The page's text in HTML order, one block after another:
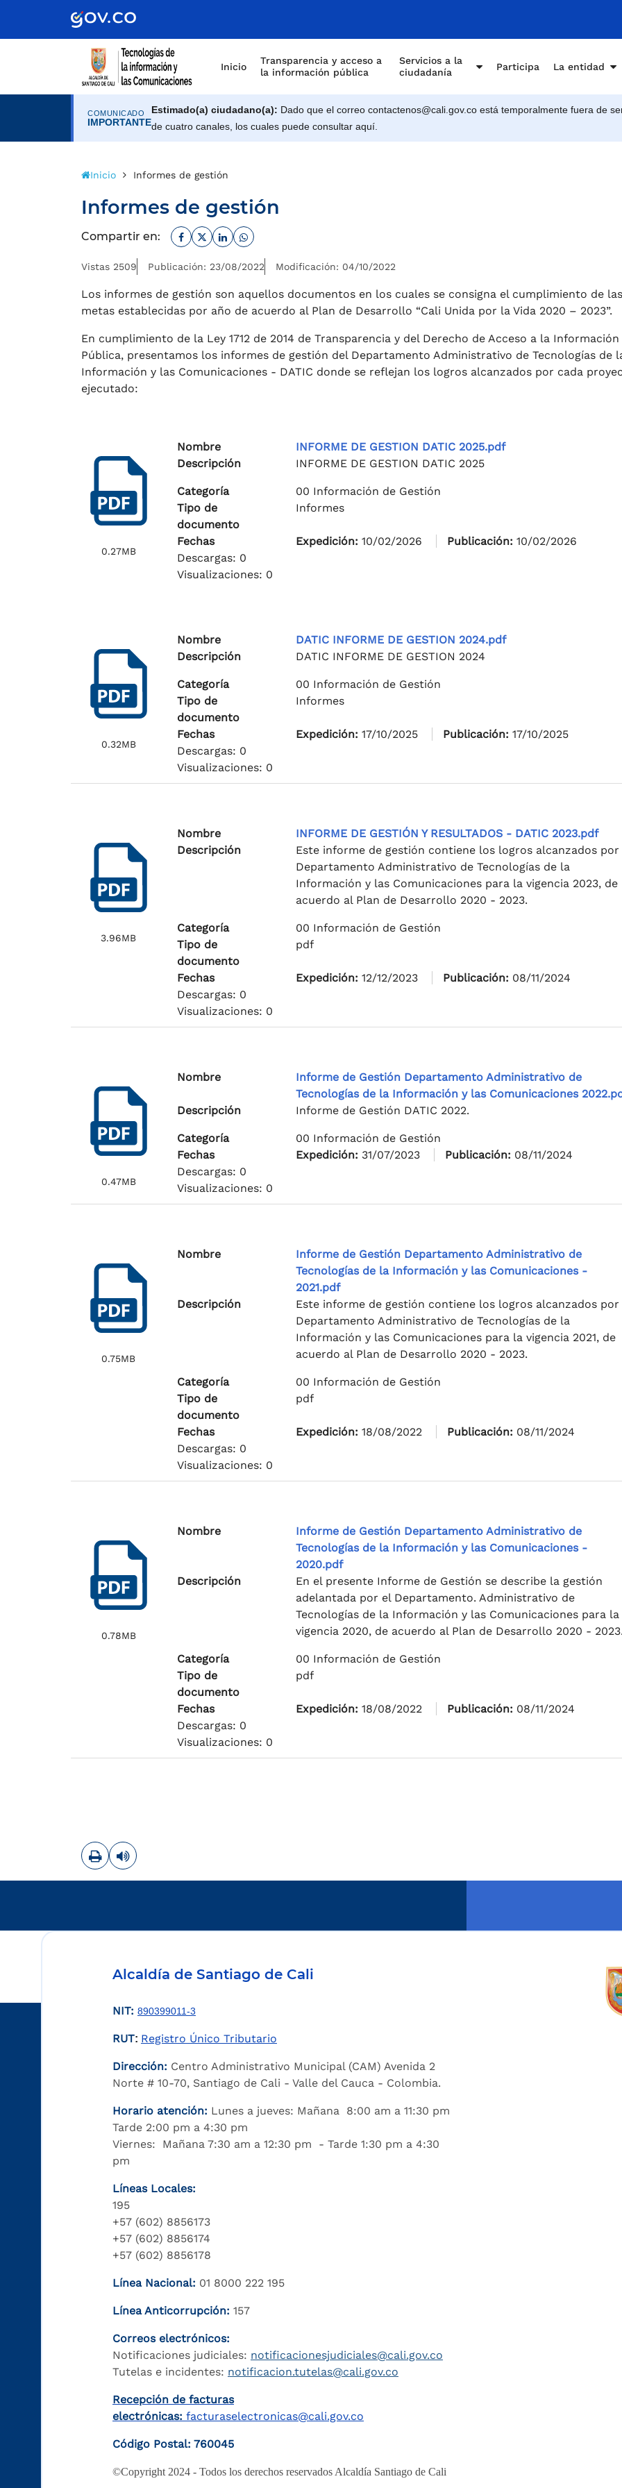
de Gobierno
Inicio
Transparencia y acceso a
la información pública
Servicios a la
ciudadanía
Participa La entidad
COMUNICADO
IMPORTANTE
Estimado(a) ciudadano(a): Dado que el correo contactenos@cali.gov.co está temporalmente fuera de
de cuatro canales, los cuales puede consultar aquí.
Inicio Informes de gestión
Informes de gestión
Compartir en: Facebook
TwitterLinkedinWhatsapp
Vistas 2509 Publicación: 23/08/2022 Modificación: 04/10/2022
Los informes de gestión son aquellos documentos en los cuales se consigna el cumplimiento de las
metas establecidas por año de acuerdo al Plan de Desarrollo “Cali Unida por la Vida 2020 – 2023”.
En cumplimiento de la Ley 1712 de 2014 de Transparencia y del Derecho de Acceso a la Información
Pública, presentamos los informes de gestión del Departamento Administrativo de Tecnologías de
Información y las Comunicaciones - DATIC donde se reflejan los logros alcanzados por cada
ejecutado:
0.27MB
Nombre
INFORME DE GESTION DATIC 2025.pdf
Descripción
INFORME DE GESTION DATIC 2025
Categoría
00 Información de Gestión
Tipo de
documento
Informes
Fechas Expedición:10/02/2026 Publicación:10/02/2026
Descargas: 0
Visualizaciones: 0
0.32MB
Nombre
DATIC INFORME DE GESTION 2024.pdf
Descripción
DATIC INFORME DE GESTION 2024
Categoría
00 Información de Gestión
Tipo de
documento
Informes
Fechas Expedición:17/10/2025 Publicación:17/10/2025
Descargas: 0
Visualizaciones: 0
3.96MB
Nombre
INFORME DE GESTIÓN Y RESULTADOS - DATIC 2023.pdf
Descripción
Este informe de gestión contiene los logros alcanzados por
Departamento Administrativo de Tecnologías de la
Información y las Comunicaciones para la vigencia 2023, de
acuerdo al Plan de Desarrollo 2020 - 2023.
Categoría
00 Información de Gestión
Tipo de
documento
pdf
Fechas Expedición:12/12/2023 Publicación: 08/11/2024
Descargas: 0
Visualizaciones: 0
0.47MB
Nombre
Informe de Gestión Departamento Administrativo de
Tecnologías de la Información y las Comunicaciones
Descripción
Informe de Gestión DATIC 2022.
Categoría
00 Información de Gestión
Fechas
Expedición: 31/07/2023 Publicación: 08/11/2024
Descargas: 0
Visualizaciones: 0
0.75MB
Nombre
Informe de Gestión Departamento Administrativo de
Tecnologías de la Información y las Comunicaciones -
2021.pdf
Descripción
Este informe de gestión contiene los logros alcanzados por
Departamento Administrativo de Tecnologías de la
Información y las Comunicaciones para la vigencia 2021, de
acuerdo al Plan de Desarrollo 2020 - 2023.
Categoría
00 Información de Gestión
Tipo de
documento
pdf
Fechas Expedición:18/08/2022 Publicación: 08/11/2024
Descargas: 0
Visualizaciones: 0
0.78MB
Nombre
Informe de Gestión Departamento Administrativo de
Tecnologías de la Información y las Comunicaciones -
2020.pdf
Descripción
En el presente Informe de Gestión se describe la gestión
adelantada por el Departamento. Administrativo de
Tecnologías de la Información y las Comunicaciones para la
vigencia 2020, de acuerdo al Plan de Desarrollo 2020 -
Categoría
00 Información de Gestión
Tipo de
documento
pdf
Fechas Expedición:18/08/2022 Publicación: 08/11/2024
Descargas: 0
Visualizaciones: 0
ImprimirLeer contenido
Alcaldía de Santiago de Cali
NIT: 890399011-3
RUT: Registro Único Tributario
Dirección: Centro Administrativo Municipal (CAM) Avenida 2
Norte # 10-70, Santiago de Cali - Valle del Cauca - Colombia.
Horario atención: Lunes a jueves: Mañana 8:00 am a 11:30 pm
Tarde 2:00 pm a 4:30 pm
Viernes: Mañana 7:30 am a 12:30 pm - Tarde 1:30 pm a 4:30
pm
Líneas Locales:
195
+57 (602) 8856173
+57 (602) 8856174
+57 (602) 8856178
Línea Nacional: 01 8000 222 195
Línea Anticorrupción: 157
Correos electrónicos:
Notificaciones judiciales: notificacionesjudiciales@cali.gov.co
Tutelas e incidentes: notificacion.tutelas@cali.gov.co
Recepción de facturas
electrónicas: facturaselectronicas@cali.gov.co
Código Postal: 760045
©Copyright 2024 - Todos los derechos reservados Alcaldía Santiago de Cali